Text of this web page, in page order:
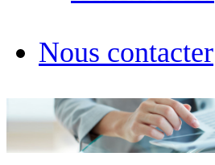
Nous contacter